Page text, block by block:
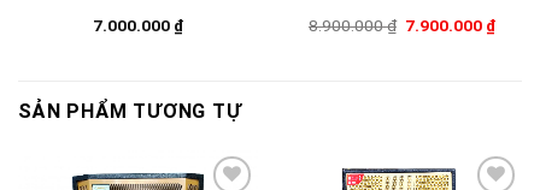
7.000.000 ₫ 8.900.000₫ Giá
7.900.000 ₫Giá
SẢN PHẨM TƯƠNG TỰ